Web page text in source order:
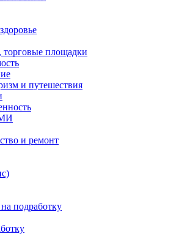
площадки
и путешествия
и ремонт
подработку